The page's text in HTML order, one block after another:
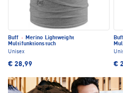
Buff ·
Merino Lightweight
Multifunktionstuch
Unisex
€ 28,99 €